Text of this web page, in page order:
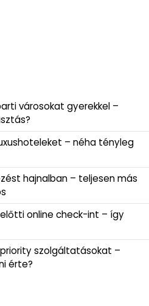
városokat gyerekkel –
– néha tényleg
hajnalban – teljesen más
online check-int – így
szolgáltatásokat –
érte?